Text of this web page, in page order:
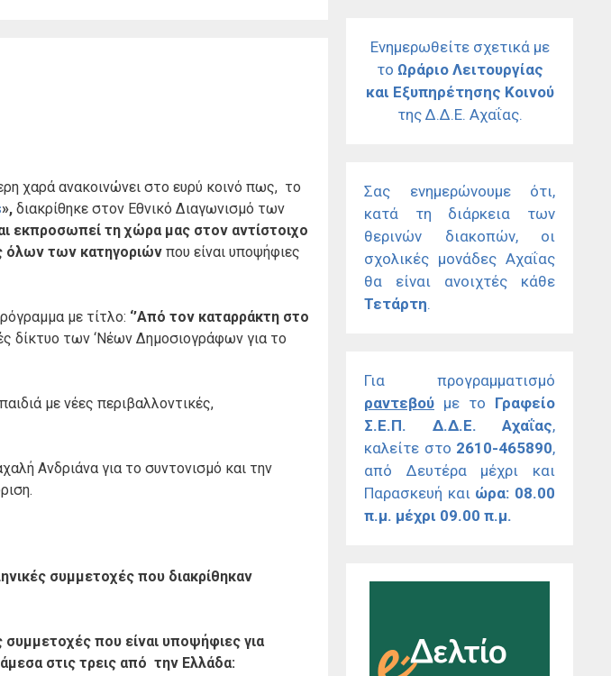
χαρά ανακοινώνει στο ευρύ κοινό πως, το
», διακρίθηκε στον Εθνικό Διαγωνισμό των
εκπροσωπεί τη χώρα μας στον αντίστοιχο
όλων των κατηγοριών που είναι υποψήφιες
με τίτλο: ‘’Από τον καταρράκτη στο
δίκτυο των ‘Νέων Δημοσιογράφων για το
με νέες περιβαλλοντικές,
Ανδριάνα για το συντονισμό και την
συμμετοχές που διακρίθηκαν
συμμετοχές που είναι υποψήφιες για
στις τρεις από την Ελλάδα:
Ενημερωθείτε σχετικά με
το Ωράριο Λειτουργίας
και Εξυπηρέτησης Κοινού
της Δ.Δ.Ε. Αχαΐας.
Σας ενημερώνουμε ότι,
κατά τη διάρκεια των
θερινών διακοπών, οι
σχολικές μονάδες Αχαΐας
θα είναι ανοιχτές κάθε
Τετάρτη.
Για προγραμματισμό
ραντεβού με το Γραφείο
Σ.Ε.Π. Δ.Δ.Ε. Αχαΐας,
καλείτε στο 2610-465890,
από Δευτέρα μέχρι και
Παρασκευή και ώρα: 08.00
π.μ. μέχρι 09.00 π.μ.